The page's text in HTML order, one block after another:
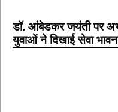
डॉ. आंबेडकर जयंती पर
युवाओं ने दिखाई सेवा